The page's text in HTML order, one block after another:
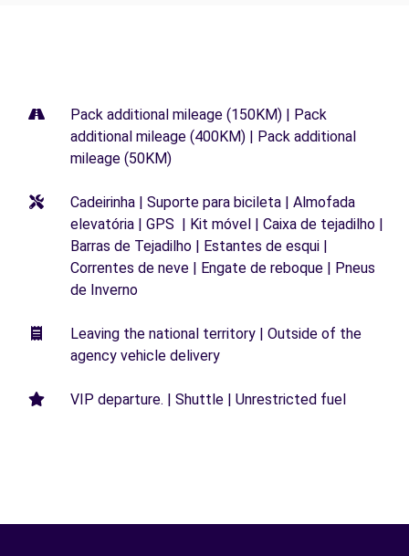
Pack additional mileage (150KM) | Pack
additional mileage (400KM) | Pack additional
mileage (50KM)
Cadeirinha | Suporte para bicileta | Almofada
elevatória | GPS | Kit móvel | Caixa de tejadilho |
Barras de Tejadilho | Estantes de esqui |
Correntes de neve | Engate de reboque | Pneus
de Inverno
Leaving the national territory | Outside of the
agency vehicle delivery
VIP departure. | Shuttle | Unrestricted fuel